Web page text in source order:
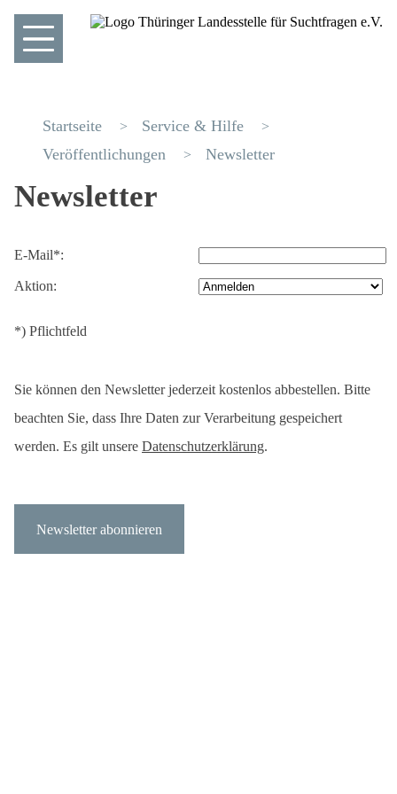
Startseite
Service & Hilfe
Veröffentlichungen
Newsletter
Newsletter
E-Mail*:
Aktion:
*) Pflichtfeld
Sie können den Newsletter jederzeit kostenlos abbestellen. Bitte
beachten Sie, dass Ihre Daten zur Verarbeitung gespeichert
werden. Es gilt unsere Datenschutzerklärung.